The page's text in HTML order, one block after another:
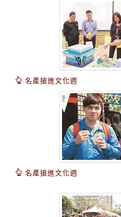
名產搶進文化週
名產搶進文化週